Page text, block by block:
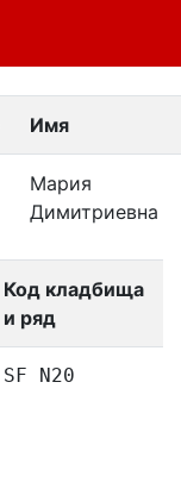
Имя
Мария
Димитриевна
Код кладбища
и ряд
SF N20